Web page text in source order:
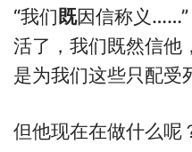
“我们既因信称义……”
活了，我们既然信他
是为我们这些只配受
但他现在在做什么呢